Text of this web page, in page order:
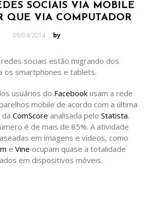
SOCIAIS VIA MOBILE
QUE VIA COMPUTADOR
Posted
09/04/2014 by
redes sociais estão migrando dos
os smartphones e tablets.
usuários do Facebook usam a rede
mobile de acordo com a última
ComScore analisada pelo Statista.
é de mais de 85%. A atividade
em imagens e vídeos, como
e Vine ocupam quase a totalidade
em dispositivos móveis.